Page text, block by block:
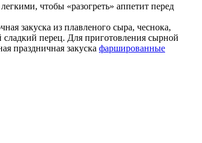
чтобы «разогреть» аппетит перед
закуска из плавленого сыра, чеснока,
сладкий перец. Для приготовления сырной
праздничная закуска фаршированные